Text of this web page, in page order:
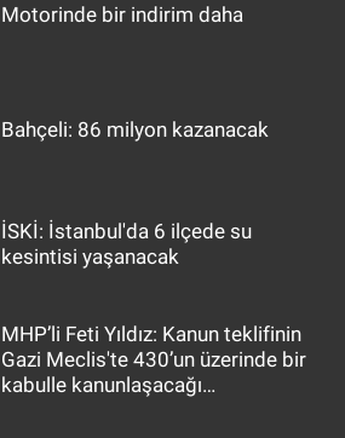
Motorinde bir indirim daha
Bahçeli: 86 milyon kazanacak
İSKİ: İstanbul'da 6 ilçede su
kesintisi yaşanacak
MHP’li Feti Yıldız: Kanun teklifinin
Gazi Meclis'te 430’un üzerinde bir
kabulle kanunlaşacağı